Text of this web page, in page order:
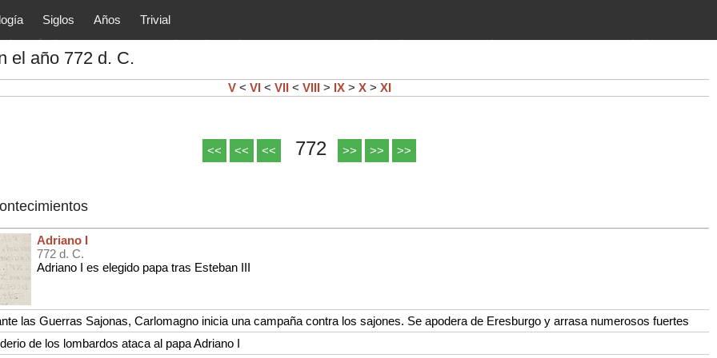
y principales acontecimientos (guerras, gobiernos,
arte, cultura, etc.) de la historia de la humanidad desde el
Siglos Años Trivial
el año 772 d. C.
V< VI < VII< VIII> IX > X> XI
<< << << 772 >> >> >>
Adriano I
772 d. C.
Adriano I es elegido papa tras Esteban III
las Guerras Sajonas, Carlomagno inicia una campaña contra los sajones. Se apodera de Eresburgo y arrasa numerosos fuertes
de los lombardos ataca al papa Adriano I